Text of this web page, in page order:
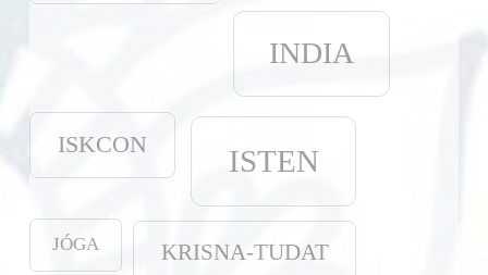
INDIA
ISKCON ISTEN
JÓGA KRISNA-TUDAT